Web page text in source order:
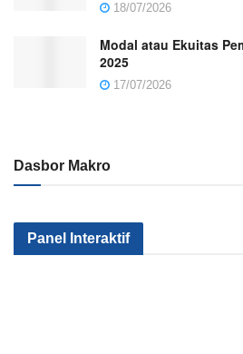
18/07/2026
Modal atau Ekuitas
2025
17/07/2026
Dasbor Makro
Panel Interaktif
Kenapa Sektor
Industri Kita Tak